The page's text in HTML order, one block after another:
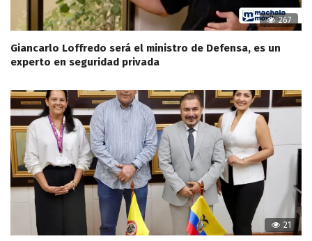
267
Giancarlo Loffredo será el ministro de Defensa, es un
experto en seguridad privada
21